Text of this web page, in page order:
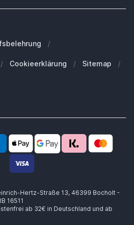
ich?
/
/ Cookieerklärung / Sitemap /
Hertz-Straße 13, 46399 Bocholt -
16511
ab 32€ in Deutschland und ab